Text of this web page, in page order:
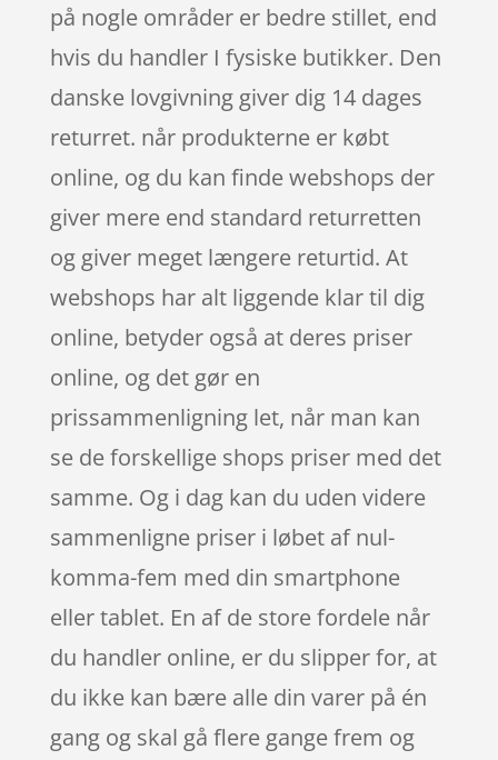
på nogle områder er bedre stillet, end
hvis du handler I fysiske butikker. Den
danske lovgivning giver dig 14 dages
returret. når produkterne er købt
online, og du kan finde webshops der
giver mere end standard returretten
og giver meget længere returtid. At
webshops har alt liggende klar til dig
online, betyder også at deres priser
online, og det gør en
prissammenligning let, når man kan
se de forskellige shops priser med det
samme. Og i dag kan du uden videre
sammenligne priser i løbet af nul-
komma-fem med din smartphone
eller tablet. En af de store fordele når
du handler online, er du slipper for, at
du ikke kan bære alle din varer på én
gang og skal gå flere gange frem og